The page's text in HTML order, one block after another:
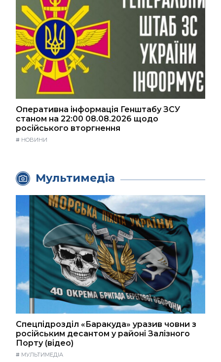
Оперативна інформація Генштабу ЗСУ
станом на 22:00 08.08.2026 щодо
російського вторгнення
# НОВИНИ
Мультимедіа
Спецпідрозділ «Баракуда» уразив човни з
російським десантом у районі Залізного
Порту (відео)
# МУЛЬТИМЕДІА